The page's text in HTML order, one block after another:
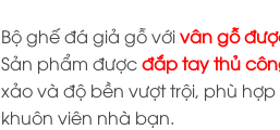
Bộ ghế đá giả gỗ vớivân gỗ
Sản phẩm đượcđắp tay thủ
xảo và độ bền vượt trội, phù
khuôn viên nhà bạn.